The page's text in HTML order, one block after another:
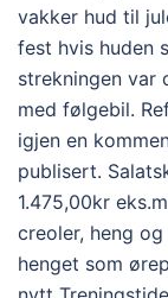
vakker hud til
fest hvis huden
strekningen var
med følgebil.
igjen en
publisert.
1.475,00kr
creoler, heng
henget som